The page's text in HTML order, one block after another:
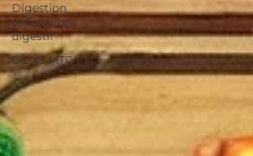
Digestion
et Équilibre
digestif
Outils MTC